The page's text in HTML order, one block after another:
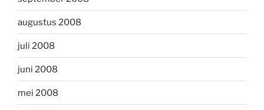
augustus 2008
juli 2008
juni 2008
mei 2008